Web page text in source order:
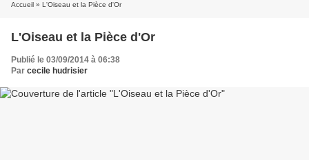
Accueil » L'Oiseau et la Pièce d'Or
L'Oiseau et la Pièce d'Or
Publié le 03/09/2014 à 06:38
Par cecile hudrisier